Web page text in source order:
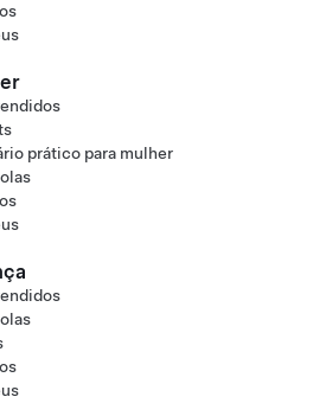
prático para mulher